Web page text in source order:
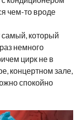
чем-то вроде
самый, который
немного
цирк не в
концертном зале,
спокойно